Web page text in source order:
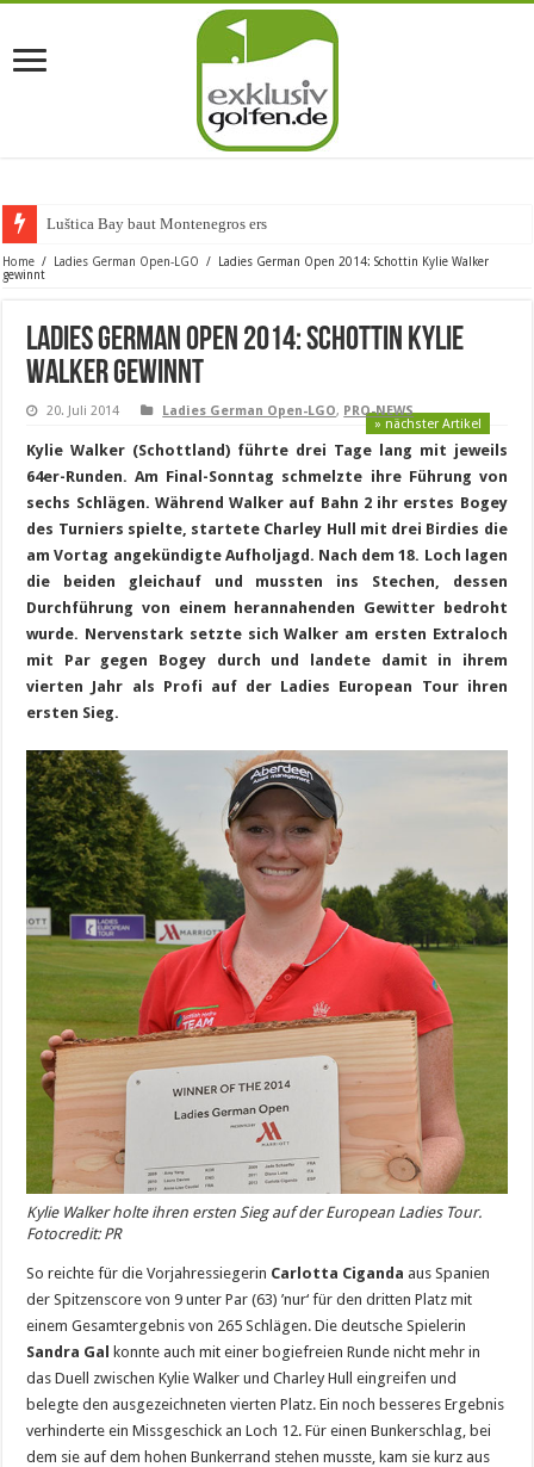
Luštica Bay baut Montenegros erste Golf-C
Home / Ladies German Open-LGO /
Ladies German Open 2014: Schottin Kylie Walker
gewinnt
Ladies German Open 2014: Schottin Kylie
Walker gewinnt
20. Juli 2014 Ladies German Open-LGO, PRO-NEWS
» nächster Artikel
Kylie Walker (Schottland) führte drei Tage lang mit jeweils
64er-Runden. Am Final-Sonntag schmelzte ihre Führung von
sechs Schlägen. Während Walker auf Bahn 2 ihr erstes Bogey
des Turniers spielte, startete Charley Hull mit drei Birdies die
am Vortag angekündigte Aufholjagd. Nach dem 18. Loch lagen
die beiden gleichauf und mussten ins Stechen, dessen
Durchführung von einem herannahenden Gewitter bedroht
wurde. Nervenstark setzte sich Walker am ersten Extraloch
mit Par gegen Bogey durch und landete damit in ihrem
vierten Jahr als Profi auf der Ladies European Tour ihren
ersten Sieg.
Kylie Walker holte ihren ersten Sieg auf der European Ladies Tour.
Fotocredit: PR
So reichte für die Vorjahressiegerin Carlotta Ciganda aus Spanien
der Spitzenscore von 9 unter Par (63) ’nur‘ für den dritten Platz mit
einem Gesamtergebnis von 265 Schlägen. Die deutsche Spielerin
Sandra Gal
konnte auch mit einer bogiefreien Runde nicht mehr in
das Duell zwischen Kylie Walker und Charley Hull eingreifen und
belegte den ausgezeichneten vierten Platz. Ein noch besseres Ergebnis
verhinderte ein Missgeschick an Loch 12. Für einen Bunkerschlag, bei
dem sie auf dem hohen Bunkerrand stehen musste, kam sie kurz aus